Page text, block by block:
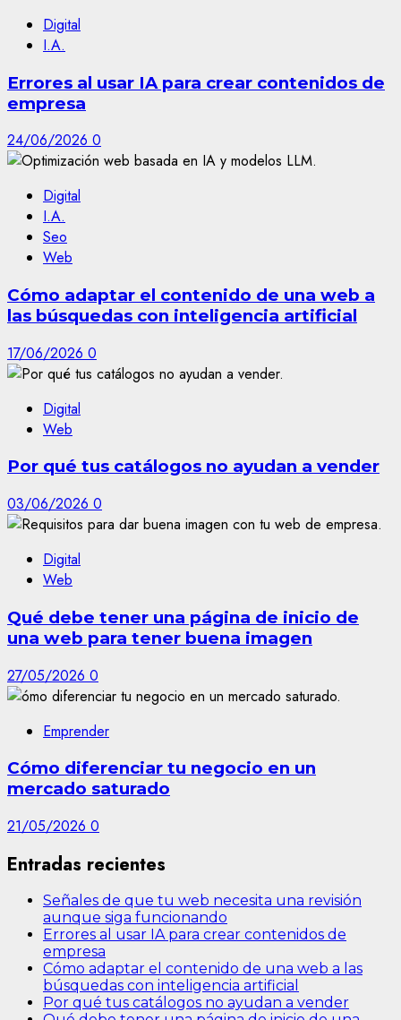
Digital
I.A.
Errores al usar IA para crear contenidos de
empresa
24/06/2026 0
Digital
I.A.
Seo
Web
Cómo adaptar el contenido de una web a
las búsquedas con inteligencia artificial
17/06/2026 0
Digital
Web
Por qué tus catálogos no ayudan a vender
03/06/2026 0
Digital
Web
Qué debe tener una página de inicio de
una web para tener buena imagen
27/05/2026 0
Emprender
Cómo diferenciar tu negocio en un
mercado saturado
21/05/2026 0
Entradas recientes
Señales de que tu web necesita una revisión
aunque siga funcionando
Errores al usar IA para crear contenidos de
empresa
Cómo adaptar el contenido de una web a las
búsquedas con inteligencia artificial
Por qué tus catálogos no ayudan a vender